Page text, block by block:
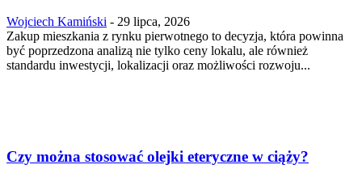
Wojciech Kamiński - 29 lipca, 2026
Zakup mieszkania z rynku pierwotnego to decyzja, która powinna
być poprzedzona analizą nie tylko ceny lokalu, ale również
standardu inwestycji, lokalizacji oraz możliwości rozwoju...
Czy można stosować olejki eteryczne w ciąży?